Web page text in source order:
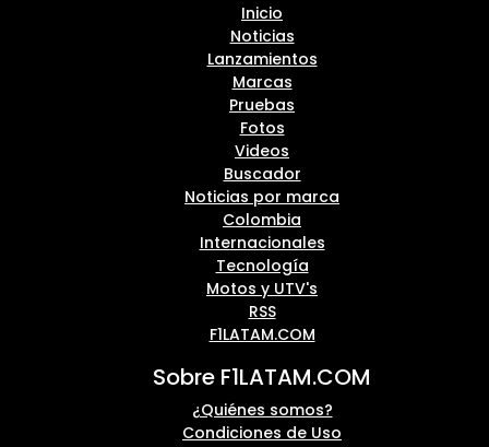
Inicio
Noticias
Lanzamientos
Marcas
Pruebas
Fotos
Videos
Buscador
Noticias por marca
Colombia
Internacionales
Tecnología
Motos y UTV's
RSS
F1LATAM.COM
Sobre F1LATAM.COM
¿Quiénes somos?
Condiciones de Uso